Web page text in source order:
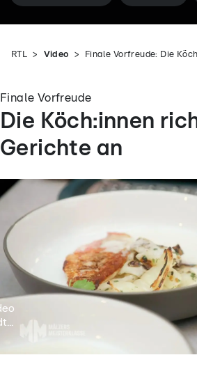
RTL Video Finale Vorfreude: Die
Finale Vorfreude
Die Köch:innen
Gerichte an